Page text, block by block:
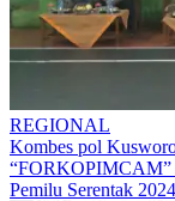
REGIONAL
Kombes pol
“FORKOPIMCAM”
Pemilu Serentak 2024